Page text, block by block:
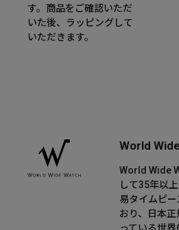
す。商品をご確認いただ
いた後、ラッピングして
いただきます。
World
World Wide
して35年以
易タイムピ
おり、日本